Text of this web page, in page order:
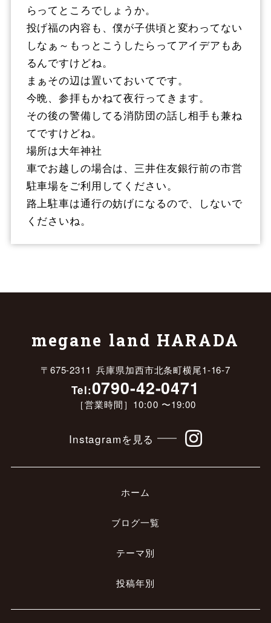
らってところでしょうか。
投げ福の内容も、僕が子供頃と変わってない
しなぁ～もっとこうしたらってアイデアもあ
るんですけどね。
まぁその辺は置いておいてです。
今晩、参拝もかねて夜行ってきます。
その後の警備してる消防団の話し相手も兼ね
てですけどね。
場所は大年神社
車でお越しの場合は、三井住友銀行前の市営
駐車場をご利用してください。
路上駐車は通行の妨げになるので、しないで
くださいね。
megane land HARADA
〒675-2311 兵庫県加西市北条町横尾1-16-7
Tel:0790-42-0471
［営業時間］10:00 〜19:00
Instagramを見る
ホーム
ブログ一覧
テーマ別
投稿年別